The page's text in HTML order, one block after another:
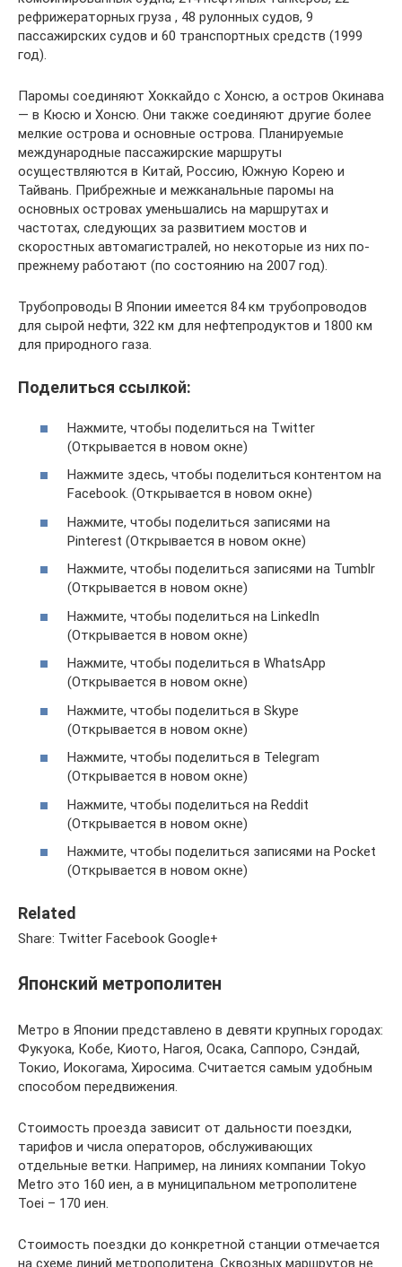
рефрижераторных груза , 48 рулонных судов, 9
пассажирских судов и 60 транспортных средств (1999
год).
Паромы соединяют Хоккайдо с Хонсю, а остров Окинава
— в Кюсю и Хонсю. Они также соединяют другие более
мелкие острова и основные острова. Планируемые
международные пассажирские маршруты
осуществляются в Китай, Россию, Южную Корею и
Тайвань. Прибрежные и межканальные паромы на
основных островах уменьшались на маршрутах и ​​
частотах, следующих за развитием мостов и
скоростных автомагистралей, но некоторые из них по-
прежнему работают (по состоянию на 2007 год).
Трубопроводы В Японии имеется 84 км трубопроводов
для сырой нефти, 322 км для нефтепродуктов и 1800 км
для природного газа.
Поделиться ссылкой:
Нажмите, чтобы поделиться на Twitter
(Открывается в новом окне)
Нажмите здесь, чтобы поделиться контентом на
Facebook. (Открывается в новом окне)
Нажмите, чтобы поделиться записями на
Pinterest (Открывается в новом окне)
Нажмите, чтобы поделиться записями на Tumblr
(Открывается в новом окне)
Нажмите, чтобы поделиться на LinkedIn
(Открывается в новом окне)
Нажмите, чтобы поделиться в WhatsApp
(Открывается в новом окне)
Нажмите, чтобы поделиться в Skype
(Открывается в новом окне)
Нажмите, чтобы поделиться в Telegram
(Открывается в новом окне)
Нажмите, чтобы поделиться на Reddit
(Открывается в новом окне)
Нажмите, чтобы поделиться записями на Pocket
(Открывается в новом окне)
Related
Share: Twitter Facebook Google+
Японский метрополитен
Метро в Японии представлено в девяти крупных городах:
Фукуока, Кобе, Киото, Нагоя, Осака, Саппоро, Сэндай,
Токио, Иокогама, Хиросима. Считается самым удобным
способом передвижения.
Стоимость проезда зависит от дальности поездки,
тарифов и числа операторов, обслуживающих
отдельные ветки. Например, на линиях компании Tokyo
Metro это 160 иен, а в муниципальном метрополитене
Toei – 170 иен.
Стоимость поездки до конкретной станции отмечается
на схеме линий метрополитена. Сквозных маршрутов не